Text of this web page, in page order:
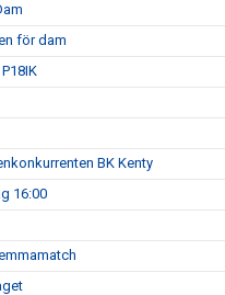
för dam
BK Kenty
16:00